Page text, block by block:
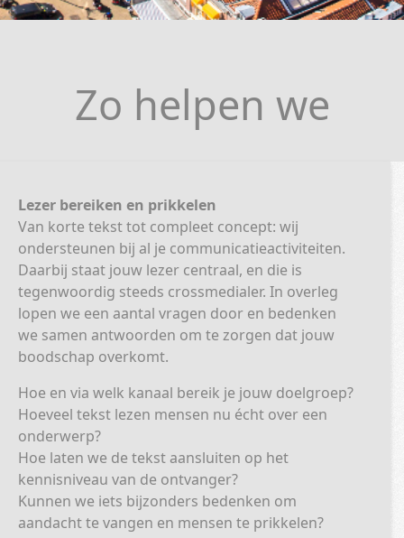
Zo helpen we
Lezer bereiken en prikkelen
Van korte tekst tot compleet concept: wij
ondersteunen bij al je communicatieactiviteiten.
Daarbij staat jouw lezer centraal, en die is
tegenwoordig steeds crossmedialer. In overleg
lopen we een aantal vragen door en bedenken
we samen antwoorden om te zorgen dat jouw
boodschap overkomt.
Hoe en via welk kanaal bereik je jouw doelgroep?
Hoeveel tekst lezen mensen nu écht over een
onderwerp?
Hoe laten we de tekst aansluiten op het
kennisniveau van de ontvanger?
Kunnen we iets bijzonders bedenken om
aandacht te vangen en mensen te prikkelen?